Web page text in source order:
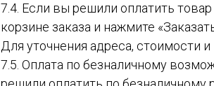
7.4. Если вы решили оплатить
корзине заказа и нажмите
Для уточнения адреса, стоимости
7.5. Оплата по безналичному